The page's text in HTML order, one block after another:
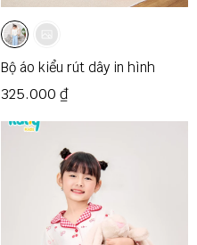
Bộ áo kiểu rút dây in hình
325.000 ₫